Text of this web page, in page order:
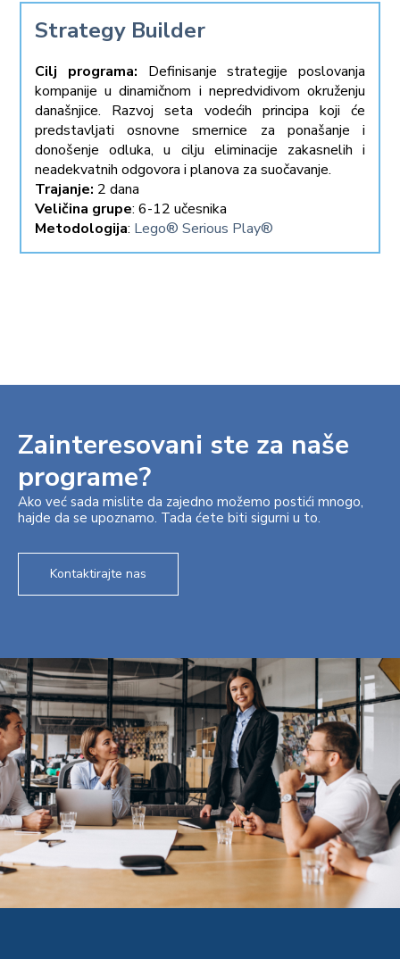
Strategy Builder
Cilj programa: Definisanje strategije poslovanja
kompanije u dinamičnom i nepredvidivom okruženju
današnjice. Razvoj seta vodećih principa koji će
predstavljati osnovne smernice za ponašanje i
donošenje odluka, u cilju eliminacije zakasnelih i
neadekvatnih odgovora i planova za suočavanje.
Trajanje: 2 dana
Veličina grupe: 6-12 učesnika
Metodologija: Lego® Serious Play®
Zainteresovani ste za naše
programe?
Ako već sada mislite da zajedno možemo postići mnogo,
hajde da se upoznamo. Tada ćete biti sigurni u to.
Kontaktirajte nas